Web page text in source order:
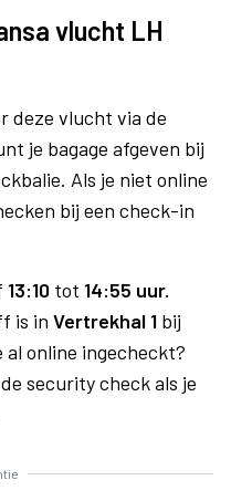
vlucht LH
deze vlucht via de
je bagage afgeven bij
Als je niet online
bij een check-in
13:10 tot 14:55 uur.
is in Vertrekhal 1 bij
al online ingecheckt?
security check als je